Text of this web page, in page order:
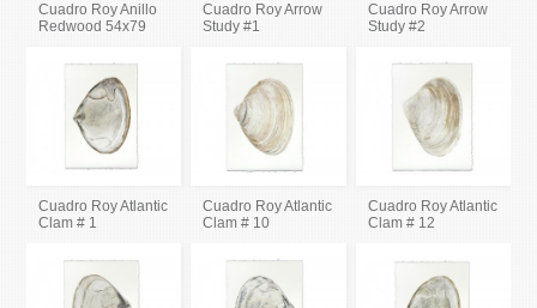
Cuadro Roy Anillo
Redwood 54x79
Cuadro Roy Arrow
Study #1
Cuadro Roy Arrow
Study #2
Cuadro Roy Atlantic
Clam # 1
Cuadro Roy Atlantic
Clam # 10
Cuadro Roy Atlantic
Clam # 12